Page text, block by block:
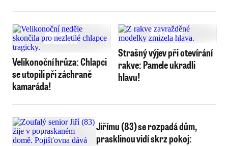
Velikonoční hrůza: Chlapci
se utopili při záchraně
kamaráda!
Strašný výjev při otevírání
rakve: Pamele ukradli
hlavu!
Jiřímu (83) se rozpadá dům,
prasklinou vidí skrz pokoj: